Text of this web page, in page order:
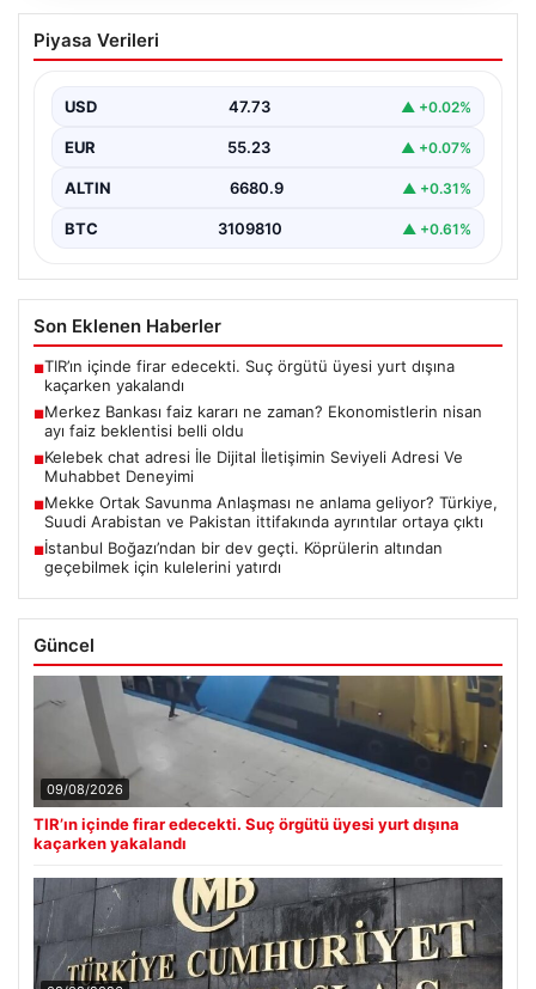
Merkez Bankası faiz kararı ne zaman?
Ekonomistlerin nisan ayı faiz beklentisi
Piyasa Verileri
USD 47.73 ▲ +0.02%
EUR 55.23 ▲ +0.07%
ALTIN 6680.9 ▲ +0.31%
BTC 3109810 ▲ +0.61%
Son Eklenen Haberler
■TIR’ın içinde firar edecekti. Suç örgütü üyesi yurt dışına
kaçarken yakalandı
■Merkez Bankası faiz kararı ne zaman? Ekonomistlerin nisan
ayı faiz beklentisi belli oldu
■Kelebek chat adresi İle Dijital İletişimin Seviyeli Adresi Ve
Muhabbet Deneyimi
■Mekke Ortak Savunma Anlaşması ne anlama geliyor? Türkiye,
Suudi Arabistan ve Pakistan ittifakında ayrıntılar ortaya çıktı
■İstanbul Boğazı’ndan bir dev geçti. Köprülerin altından
geçebilmek için kulelerini yatırdı
Güncel
09/08/2026
TIR’ın içinde firar edecekti. Suç örgütü üyesi yurt dışına
kaçarken yakalandı